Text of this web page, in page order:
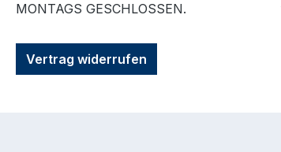
ONTAGS GESCHLOSSEN.
Vertrag widerrufen